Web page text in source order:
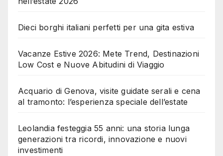
Dieci borghi italiani perfetti per una gita estiva
Vacanze Estive 2026: Mete Trend, Destinazioni
Low Cost e Nuove Abitudini di Viaggio
Acquario di Genova, visite guidate serali e cena
al tramonto: l’esperienza speciale dell’estate
Leolandia festeggia 55 anni: una storia lunga
generazioni tra ricordi, innovazione e nuovi
investimenti